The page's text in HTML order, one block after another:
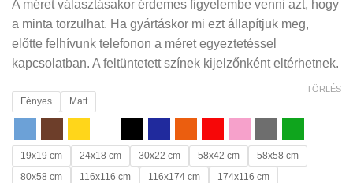
-
21990 Ft
A méret választásakor érdemes figyelembe venni azt, hogy
a minta torzulhat. Ha gyártáskor mi ezt állapítjuk meg,
előtte felhívunk telefonon a méret egyeztetéssel
kapcsolatban. A feltüntetett színek kijelzőnként eltérhetnek.
Fényes Matt
19x19 cm 24x18 cm 30x22 cm 58x42 cm
58x58 cm
80x58 cm
116x116 cm 116x174 cm 174x116 cm
TÖRLÉS